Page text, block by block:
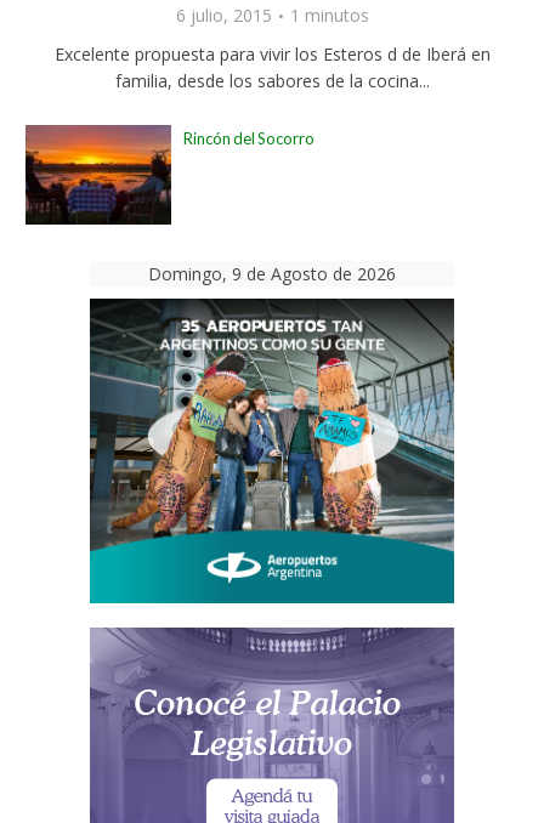
6 julio, 2015
1 minutos
Excelente propuesta para vivir los Esteros d de Iberá en
familia, desde los sabores de la cocina...
Rincón del Socorro
Domingo, 9 de Agosto de 2026